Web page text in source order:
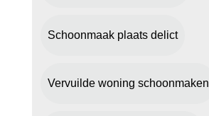
Schoonmaak plaats delict
Vervuilde woning schoonmaken